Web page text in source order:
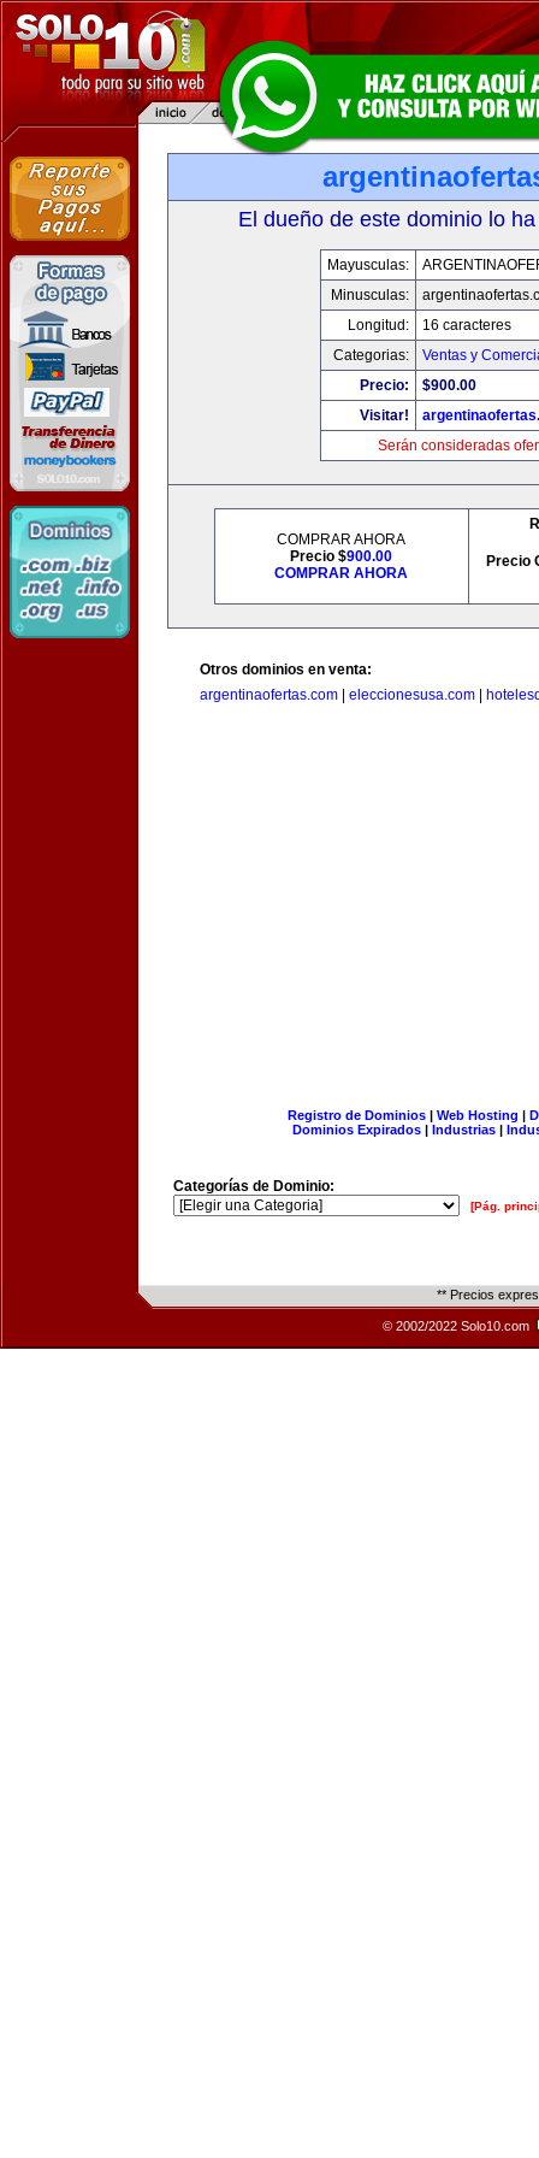
El dueño de este dominio lo
Mayusculas:
Minusculas:
Longitud:
16 caracteres
Categorias:
Ventas y
Precio:
$900.00
Visitar!
Serán consideradas
COMPRAR AHORA
Precio $900.00
COMPRAR AHORA
Precio
Otros dominios en venta:
argentinaofertas.com
eleccionesusa.com
Registro de Dominios| Web Hosting |
Dominios Expirados | Industrias |
Categorías de Dominio:
[Pág.
** Precios
© 2002/2022 Solo10.com